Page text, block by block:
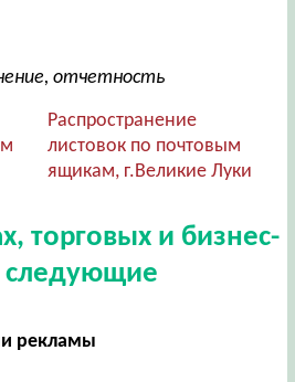
отчетность
Распространение
листовок по почтовым
ящикам, г.Великие Луки
торговых и бизнес-
следующие
рекламы